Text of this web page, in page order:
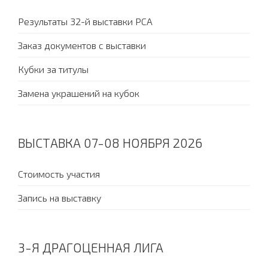
Результаты 32-й выставки PCA
Заказ документов с выставки
Кубки за титулы
Замена украшений на кубок
ВЫСТАВКА 07-08 НОЯБРЯ 2026
Стоимость участия
Запись на выставку
3-Я ДРАГОЦЕННАЯ ЛИГА